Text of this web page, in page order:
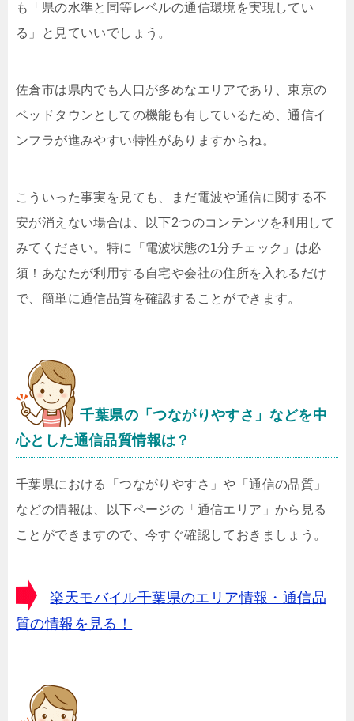
も「県の水準と同等レベルの通信環境を実現してい
る」と見ていいでしょう。
佐倉市は県内でも人口が多めなエリアであり、東京の
ベッドタウンとしての機能も有しているため、通信イ
ンフラが進みやすい特性がありますからね。
こういった事実を見ても、まだ電波や通信に関する不
安が消えない場合は、以下2つのコンテンツを利用して
みてください。特に「電波状態の1分チェック」は必
須！あなたが利用する自宅や会社の住所を入れるだけ
で、簡単に通信品質を確認することができます。
千葉県の「つながりやすさ」などを中
心とした通信品質情報は？
千葉県における「つながりやすさ」や「通信の品質」
などの情報は、以下ページの「通信エリア」から見る
ことができますので、今すぐ確認しておきましょう。
楽天モバイル千葉県のエリア情報・通信品
質の情報を見る！